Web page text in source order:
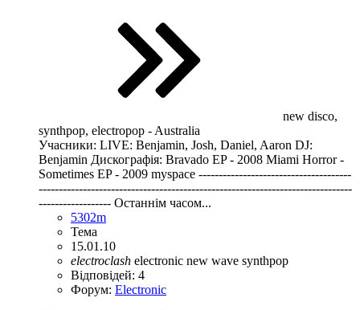
new disco,
synthpop, electropop - Australia
Учасники: LIVE: Benjamin, Josh, Daniel, Aaron DJ:
Benjamin Дискографія: Bravado EP - 2008 Miami Horror -
Sometimes EP - 2009 myspace --------------------------------------
------------------------------------------------------------------------------
------------------ Останнім часом...
5302m
Тема
15.01.10
electroclash electronic new wave synthpop
Відповідей: 4
Форум: Electronic